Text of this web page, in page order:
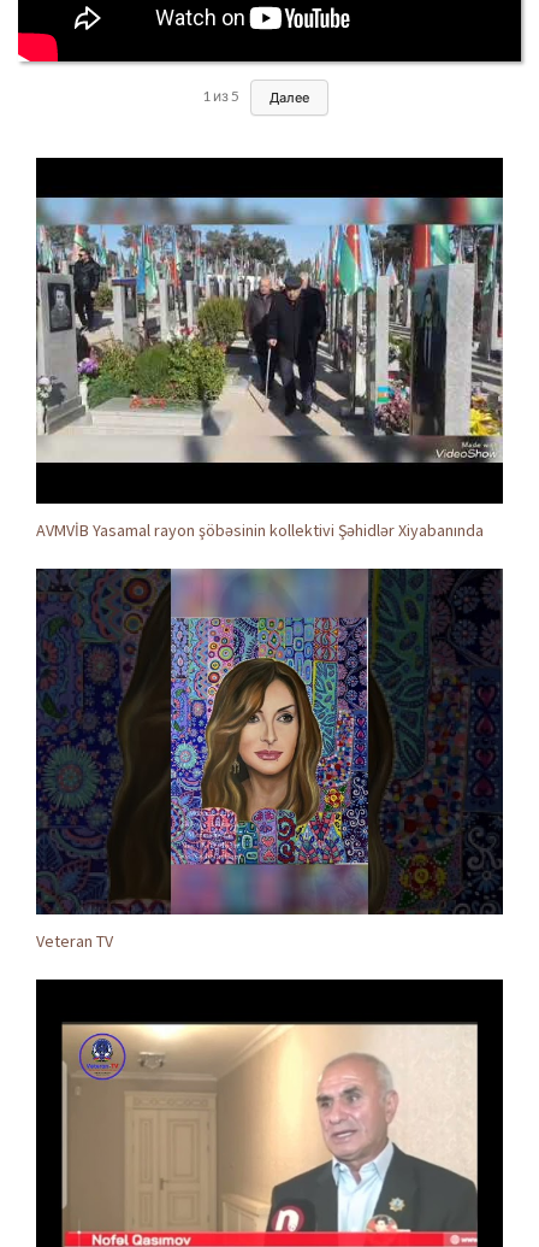
1 из 5 Далее
AVMVİB Yasamal rayon şöbəsinin kollektivi Şəhidlər Xiyabanında
Veteran TV